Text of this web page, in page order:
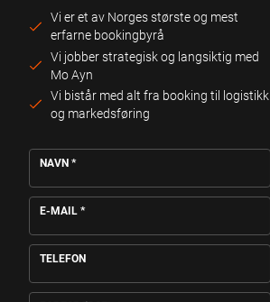
Vi er et av Norges største og mest
erfarne bookingbyrå
Vi jobber strategisk og langsiktig med
Mo Ayn
Vi bistår med alt fra booking til logistikk
og markedsføring
NAVN *
E-MAIL *
TELEFON